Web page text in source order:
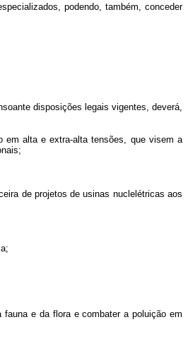
podendo, também, conceder
disposições legais vigentes, deverá,
alta e extra-alta tensões, que visem a
de projetos de usinas nuclelétricas aos
e da flora e combater a poluição em